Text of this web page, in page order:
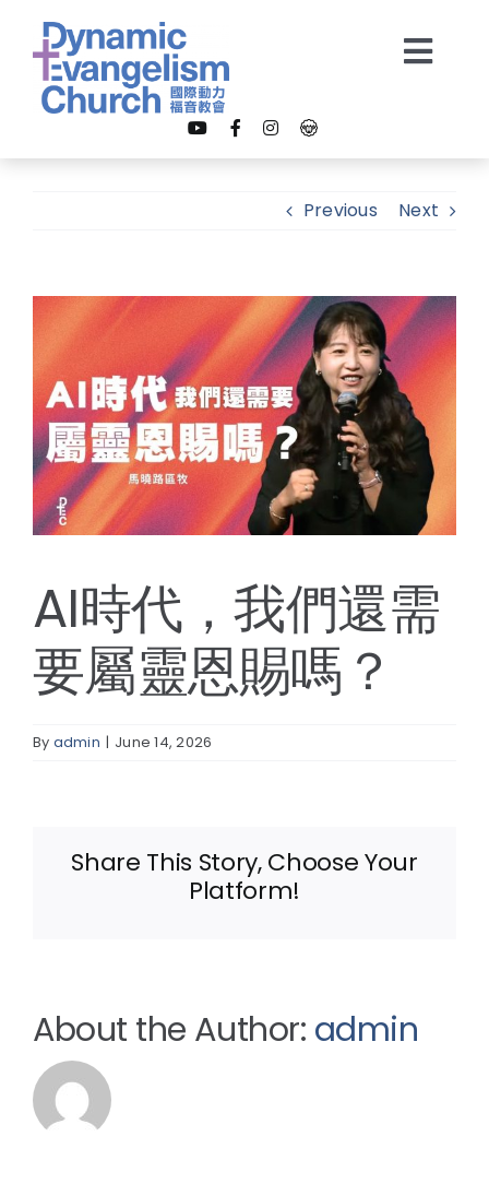
content
多媒體
奉獻
線上報名
Previous Next
View
Larger
Image
AI時代，我們還需
要屬靈恩賜嗎？
By admin | June 14, 2026
Share This Story, Choose Your
Platform!
About the Author: admin